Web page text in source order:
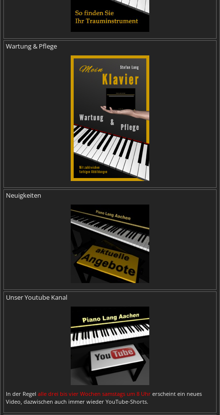
Wartung & Pflege
Neuigkeiten
Unser Youtube Kanal
In der Regel alle drei bis vier Wochen samstags um 8 Uhr erscheint ein neues
Video, dazwischen auch immer wieder YouTube-Shorts.